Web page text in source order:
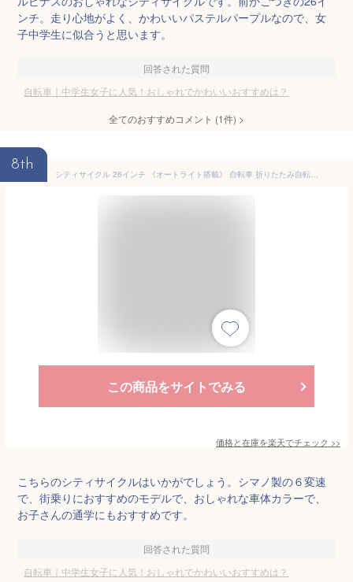
ンチ。走り心地がよく、かわいいパステルパープルなので、女
子中学生に似合うと思います。
回答された質問
自転車｜中学生女子に人気！おしゃれでかわいいおすすめは？
全てのおすすめコメント (1件) >
8th
シティサイクル 26インチ 《オートライト搭載》 自転車 折りたたみ自転車 シマノ製6段変速 マイパラス MC509 ママチャリ 折り畳み自転車 おしゃれ じてんしゃ 街乗り 通勤 通学 送料無料 ☆ プレゼント ギフト 防災 猛暑 酷暑対策 熱中症対策 節約
この商品をサイトでみる
価格と在庫を楽天でチェック >>
こちらのシティサイクルはいかがでしょう。シマノ製の６変速
で、街乗りにおすすめのモデルで、おしゃれな車体カラーで、
お子さんの通学にもおすすめです。
回答された質問
自転車｜中学生女子に人気！おしゃれでかわいいおすすめは？